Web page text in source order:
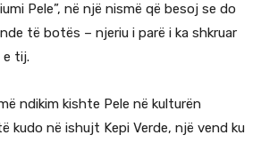
Pele”, në një nismë që besoj se do
të botës – njeriu i parë i ka shkruar
e tij.
ndikim kishte Pele në kulturën
kudo në ishujt Kepi Verde, një vend ku